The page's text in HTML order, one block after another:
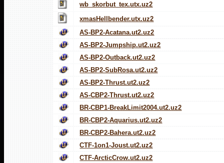
wb_skorbut_tex.utx.uz2
xmasHellbender.utx.uz2
AS-BP2-Acatana.ut2.uz2
AS-BP2-Jumpship.ut2.uz2
AS-BP2-Outback.ut2.uz2
AS-BP2-SubRosa.ut2.uz2
AS-BP2-Thrust.ut2.uz2
AS-CBP2-Thrust.ut2.uz2
BR-CBP1-BreakLimit2004.ut2.uz2
BR-CBP2-Aquarius.ut2.uz2
BR-CBP2-Bahera.ut2.uz2
CTF-1on1-Joust.ut2.uz2
CTF-ArcticCrow.ut2.uz2